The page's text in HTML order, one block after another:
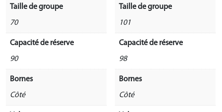
Taille de groupe
70
Capacité de réserve
90
Bornes
Côté
Taille de groupe
101
Capacité de réserve
98
Bornes
Côté